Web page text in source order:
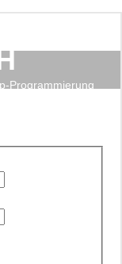
Programmierung